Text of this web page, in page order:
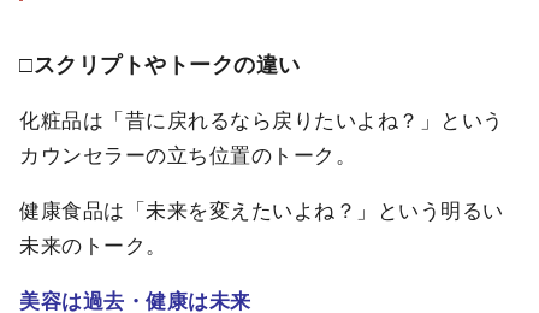
□スクリプトやトークの違い
化粧品は「昔に戻れるなら戻りたいよね？」という
カウンセラーの立ち位置のトーク。
健康食品は「未来を変えたいよね？」という明るい
未来のトーク。
美容は過去・健康は未来